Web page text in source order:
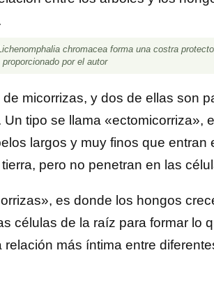
chromacea forma una costra
por el autor
micorrizas, y dos de ellas son
tipo se llama «ectomicorriza»,
largos y muy finos que
pero no penetran en las
es donde los hongos
células de la raíz para formar lo
relación más íntima entre